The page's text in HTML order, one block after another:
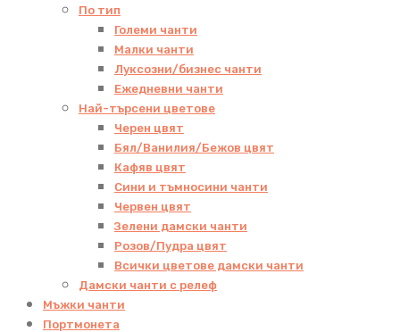
По тип
Големи чанти
Малки чанти
Луксозни/бизнес чанти
Ежедневни чанти
Най-търсени цветове
Черен цвят
Бял/Ванилия/Бежов цвят
Кафяв цвят
Сини и тъмносини чанти
Червен цвят
Зелени дамски чанти
Розов/Пудра цвят
Всички цветове дамски чанти
Дамски чанти с релеф
Мъжки чанти
Портмонета